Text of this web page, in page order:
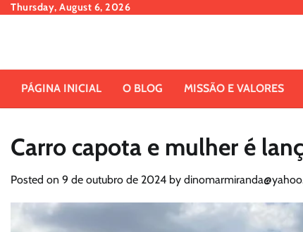
SkipThursday, August 6, 2026
PÁGINA INICIAL O BLOG MISSÃO E VALORES
Carro capota e mulher é
Posted on 9 de outubro de 2024 by